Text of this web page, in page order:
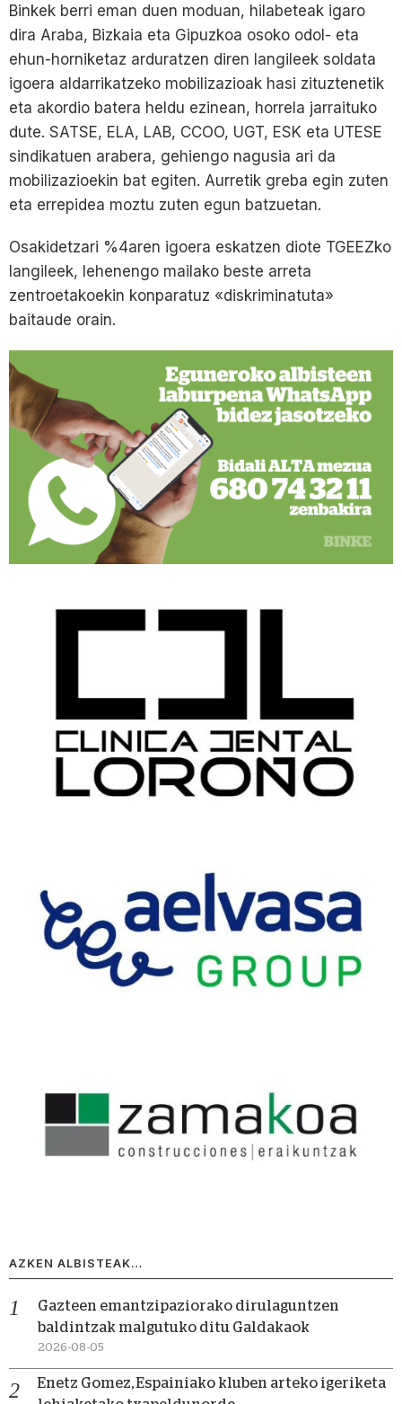
Binkek berri eman duen moduan, hilabeteak igaro
dira Araba, Bizkaia eta Gipuzkoa osoko odol- eta
ehun-horniketaz arduratzen diren langileek soldata
igoera aldarrikatzeko mobilizazioak hasi zituztenetik
eta akordio batera heldu ezinean, horrela jarraituko
dute. SATSE, ELA, LAB, CCOO, UGT, ESK eta UTESE
sindikatuen arabera, gehiengo nagusia ari da
mobilizazioekin bat egiten. Aurretik greba egin zuten
eta errepidea moztu zuten egun batzuetan.
Osakidetzari %4aren igoera eskatzen diote TGEEZko
langileek, lehenengo mailako beste arreta
zentroetakoekin konparatuz «diskriminatuta»
baitaude orain.
AZKEN ALBISTEAK…
Gazteen emantzipaziorako dirulaguntzen
baldintzak malgutuko ditu Galdakaok
2026-08-05
Enetz Gomez, Espainiako kluben arteko igeriketa